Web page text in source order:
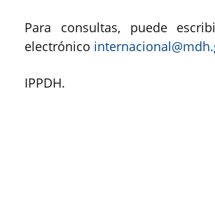
Para consultas, puede
electrónico
IPPDH.